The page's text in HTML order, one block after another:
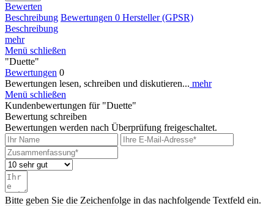
Bewerten
Beschreibung Bewertungen 0 Hersteller (GPSR)
Beschreibung
mehr
Menü schließen
"Duette"
Bewertungen 0
Bewertungen lesen, schreiben und diskutieren... mehr
Menü schließen
Kundenbewertungen für "Duette"
Bewertung schreiben
Bewertungen werden nach Überprüfung freigeschaltet.
Bitte geben Sie die Zeichenfolge in das nachfolgende Textfeld ein.